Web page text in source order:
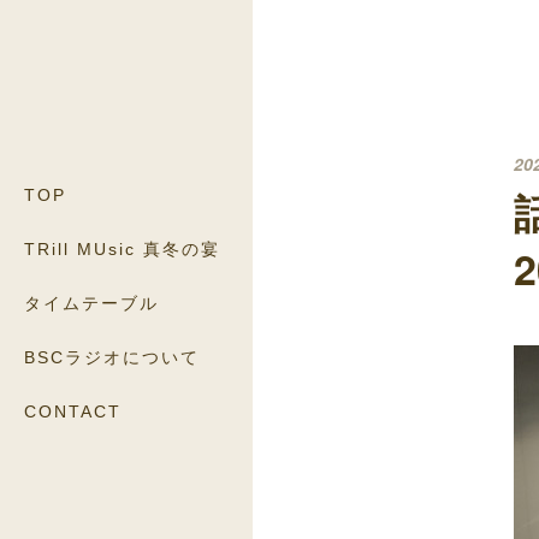
TOP
TRill MUsic 真冬の宴
タイムテーブル
BSCラジオについて
CONTACT